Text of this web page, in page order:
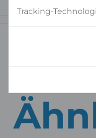
Tracking-